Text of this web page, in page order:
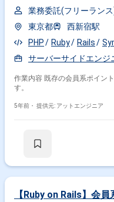
業務委託(フリーラン
東京都
西新宿駅
PHP
Ruby Rails
サーバーサイドエンジ
作業内容 既存の会員系ポイン
す。
5年前・ 提供元: アットエンジニア
【Ruby on Rails】会